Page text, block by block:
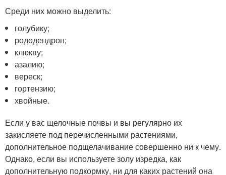
Среди них можно выделить:
голубику;
рододендрон;
клюкву;
азалию;
вереск;
гортензию;
хвойные.
Если у вас щелочные почвы и вы регулярно их
закисляете под перечисленными растениями,
дополнительное подщелачивание совершенно ни к чему.
Однако, если вы используете золу изредка, как
дополнительную подкормку, ни для каких растений она